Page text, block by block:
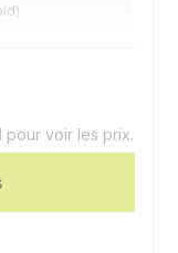
précoce
voir les prix.